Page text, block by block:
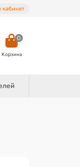
0
Корзина